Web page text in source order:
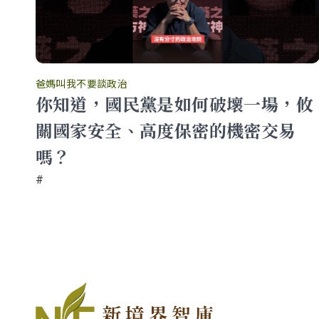
爸媽叫我不要談政治
你知道，國民黨是如何破壞一場，攸
關國家安全、高度保密的機密交易
嗎？
#